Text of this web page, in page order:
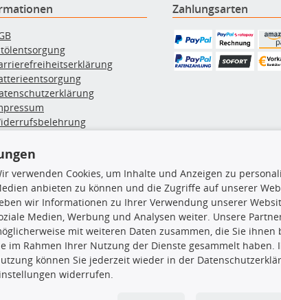
& Versand
Zahlungsarten
Produkte TecDoc Inside
Die hier angezeigten
Es ist zu unterlassen, die
verwenden Cookies, um Inhalte und Anzeigen zu
anbieten zu können und die Zugriffe auf unserer
wir Informationen zu Ihrer Verwendung unserer
Medien, Werbung und Analysen weiter. Unsere
mit weiteren Daten zusammen, die Sie
im Rahmen Ihrer Nutzung der Dienste gesammelt haben.
können Sie jederzeit wieder in der
widerrufen.